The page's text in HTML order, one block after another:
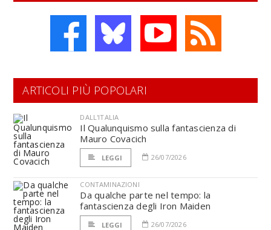
ARTICOLI PIÙ POPOLARI
DALL'ITALIA
Il Qualunquismo sulla fantascienza di
Mauro Covacich
LEGGI 26/07/2026
CONTAMINAZIONI
Da qualche parte nel tempo: la
fantascienza degli Iron Maiden
LEGGI 26/07/2026